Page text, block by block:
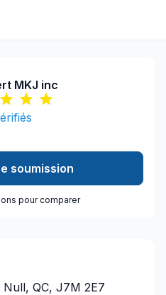
MKJ inc
soumission
pour comparer
Null, QC, J7M 2E7